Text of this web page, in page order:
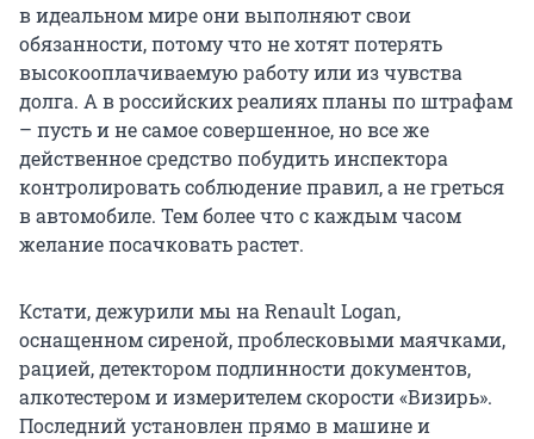
в идеальном мире они выполняют свои
обязанности, потому что не хотят потерять
высокооплачиваемую работу или из чувства
долга. А в российских реалиях планы по штрафам
– пусть и не самое совершенное, но все же
действенное средство побудить инспектора
контролировать соблюдение правил, а не греться
в автомобиле. Тем более что с каждым часом
желание посачковать растет.
Кстати, дежурили мы на Renault Logan,
оснащенном сиреной, проблесковыми маячками,
рацией, детектором подлинности документов,
алкотестером и измерителем скорости «Визирь».
Последний установлен прямо в машине и